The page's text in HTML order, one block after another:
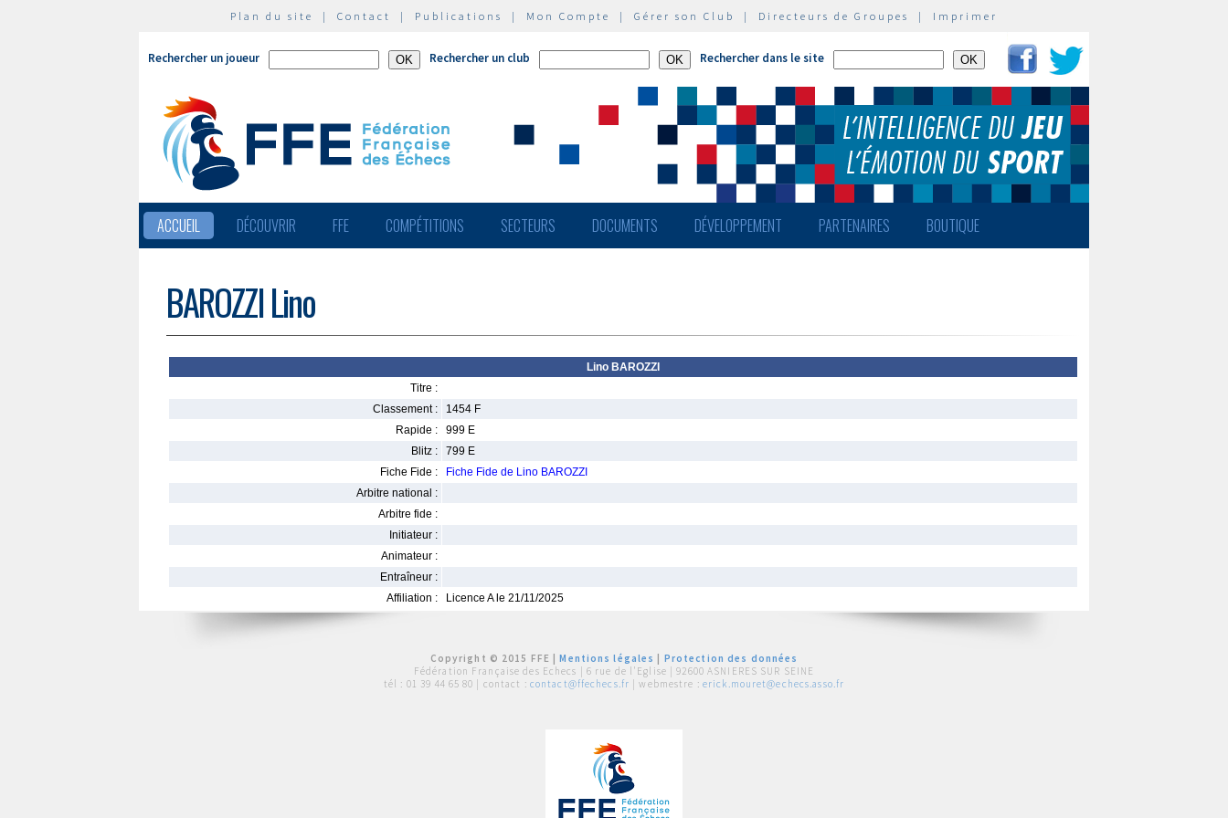
Plan du site | Contact | Publications | Mon Compte | Gérer son Club | Directeurs de Groupes | Imprimer
Rechercher un joueur Rechercher un club Rechercher dans le site
ACCUEIL DÉCOUVRIR FFE COMPÉTITIONS SECTEURS DOCUMENTS DÉVELOPPEMENT PARTENAIRES BOUTIQUE
BAROZZI Lino
Lino BAROZZI
Titre :
Classement :
1454 F
Rapide :
999 E
Blitz :
799 E
Fiche Fide :
Fiche Fide de Lino BAROZZI
Arbitre national :
Arbitre fide :
Initiateur :
Animateur :
Entraîneur :
Affiliation :
Licence A le 21/11/2025
Copyright © 2015 FFE |Mentions légales
Protection des données
Fédération Française des Echecs | 6 rue de l'Eglise | 92600 ASNIERES SUR SEINE
tél : 01 39 44 65 80 | contact : contact@ffechecs.fr | webmestre : erick.mouret@echecs.asso.fr